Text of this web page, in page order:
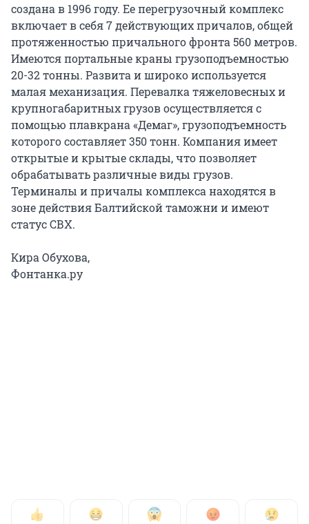
создана в 1996 году. Ее перегрузочный комплекс
включает в себя 7 действующих причалов, общей
протяженностью причального фронта 560 метров.
Имеются портальные краны грузоподъемностью
20-32 тонны. Развита и широко используется
малая механизация. Перевалка тяжеловесных и
крупногабаритных грузов осуществляется с
помощью плавкрана «Демаг», грузоподъемность
которого составляет 350 тонн. Компания имеет
открытые и крытые склады, что позволяет
обрабатывать различные виды грузов.
Терминалы и причалы комплекса находятся в
зоне действия Балтийской таможни и имеют
статус СВХ.
Кира Обухова,
Фонтанка.ру